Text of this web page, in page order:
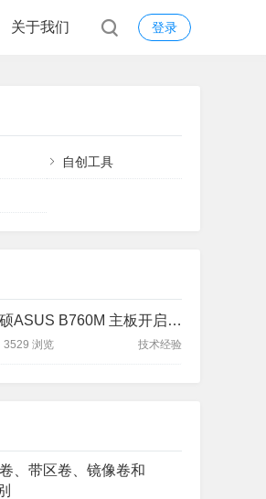
登录
关于我们
自创工具
华硕ASUS B760M 主板开启uefi网卡启动
3529 浏览 技术经验
、带区卷、镜像卷和